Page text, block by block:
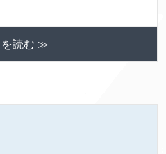
を読む ≫